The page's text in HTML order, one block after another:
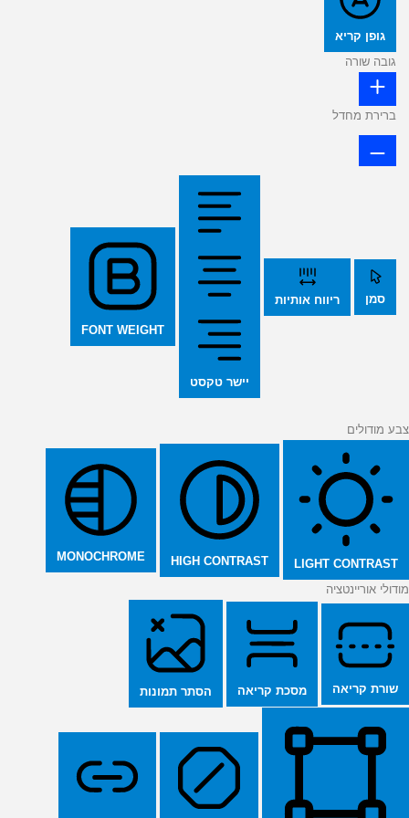
גופן קריא
גובה שורה
ברירת מחדל
סמן ריווח אותיות
יישר טקסט
FONT WEIGHT
צבע מודולים
LIGHT CONTRAST
HIGH CONTRAST
MONOCHROME
מודולי אוריינטציה
שורת קריאה מסכת קריאה הסתר תמונות